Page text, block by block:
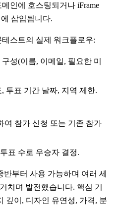
인에 호스팅되거나 iFrame
삽입됩니다.
스트의 실제 워크플로우:
성(이름, 이메일, 필요한 미
투표 기간 날짜, 지역 제한.
여 참가 신청 또는 기존 참가
표 수로 우승자 결정.
반부터 사용 가능하며 여러 세
치며 발전했습니다. 핵심 기
깊이, 디자인 유연성, 가격, 분